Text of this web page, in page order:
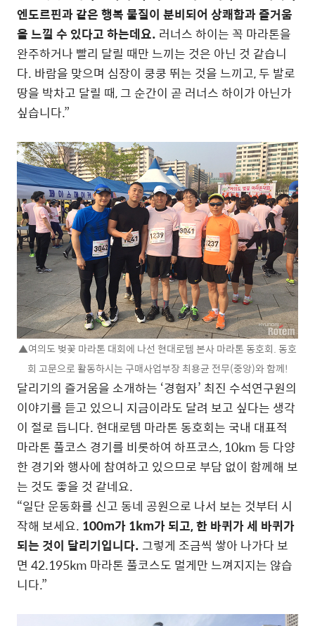
엔도르핀과 같은 행복 물질이 분비되어 상쾌함과 즐거움
을 느낄 수 있다고 하는데요. 러너스 하이는 꼭 마라톤을
완주하거나 빨리 달릴 때만 느끼는 것은 아닌 것 같습니
다. 바람을 맞으며 심장이 쿵쿵 뛰는 것을 느끼고, 두 발로
땅을 박차고 달릴 때, 그 순간이 곧 러너스 하이가 아닌가
싶습니다.”
▲여의도 벚꽃 마라톤 대회에 나선 현대로템 본사 마라톤 동호회. 동호
회 고문으로 활동하시는 구매사업부장 최용균 전무(중앙)와 함께!
달리기의 즐거움을 소개하는 ‘경험자’ 최진 수석연구원의
이야기를 듣고 있으니 지금이라도 달려 보고 싶다는 생각
이 절로 듭니다. 현대로템 마라톤 동호회는 국내 대표적
마라톤 풀코스 경기를 비롯하여 하프코스, 10km 등 다양
한 경기와 행사에 참여하고 있으므로 부담 없이 함께해 보
는 것도 좋을 것 같네요.
“일단 운동화를 신고 동네 공원으로 나서 보는 것부터 시
작해 보세요. 100m가 1km가 되고, 한 바퀴가 세 바퀴가
되는 것이 달리기입니다. 그렇게 조금씩 쌓아 나가다 보
면 42.195km 마라톤 풀코스도 멀게만 느껴지지는 않습
니다.”